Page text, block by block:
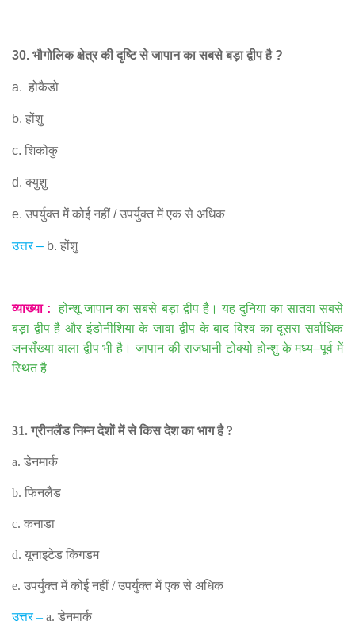
30. भौगोलिक क्षेत्र की दृष्टि से जापान का सबसे बड़ा द्वीप है?
a. होकैडो
b. होंशु
c. शिकोकु
d. क्युशु
e. उपर्युक्त में कोई नहीं /उपर्युक्त में एक से अधिक
उत्तर– b. होंशु
व्याख्या:
होन्शू जापान का सबसे बड़ा द्वीप है। यह दुनिया का सातवा सबसे
बड़ा द्वीप है और इंडोनीशिया के जावा द्वीप के बाद विश्व का दूसरा सर्वाधिक
जनसँख्या वाला द्वीप भी है। जापान की राजधानी टोक्यो होन्शु के मध्य–पूर्व में
स्थित है
31.ग्रीनलैंड निम्न देशों में से किस देश का भाग है?
a. डेनमार्क
b. फिनलैंड
c. कनाडा
d. यूनाइटेड किंगडम
e. उपर्युक्त में कोई नहीं /उपर्युक्त में एक से अधिक
उत्तर– a. डेनमार्क